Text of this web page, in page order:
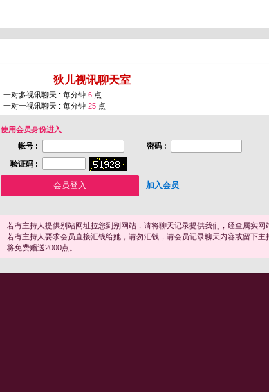
狄儿视讯聊天室
一对多视讯聊天 : 每分钟 6 点
一对一视讯聊天 : 每分钟 25 点
使用会员身份进入
帐号 :
密码 :
验证码 :
加入会员
若有主持人提供别站网址拉您到别网站，请将聊天记录提供我们，经查属实网
若有主持人要求会员直接汇钱给她，请勿汇钱，请会员记录聊天内容或留下
将免费赠送2000点。